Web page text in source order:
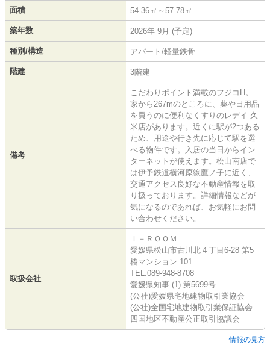
面積 54.36㎡～57.78㎡
築年数 2026年 9月 (予定)
種別/構造 アパート/軽量鉄骨
階建 3階建
備考
こだわりポイント満載のフジコH。
家から267mのところに、薬や日用品
を買うのに便利なくすりのレデイ 久
米店があります。近くに駅が2つある
ため、用途や行き先に応じて駅を選
べる物件です。入居の当日からイン
ターネットが使えます。松山南店で
は伊予鉄道横河原線鷹ノ子に近く、
交通アクセス良好な不動産情報を取
り扱っております。詳細情報などが
気になるのであれば、お気軽にお問
い合わせください。
取扱会社
Ｉ－ＲＯＯＭ
愛媛県松山市古川北４丁目6-28 第5
椿マンション 101
TEL:089-948-8708
愛媛県知事 (1) 第5699号
(公社)愛媛県宅地建物取引業協会
(公社)全国宅地建物取引業保証協会
四国地区不動産公正取引協議会
情報の見方